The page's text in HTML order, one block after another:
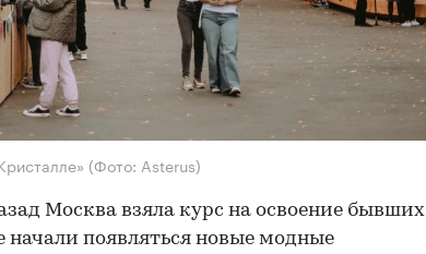
(Фото: Asterus)
Москва взяла курс на освоение бывших
начали появляться новые модные